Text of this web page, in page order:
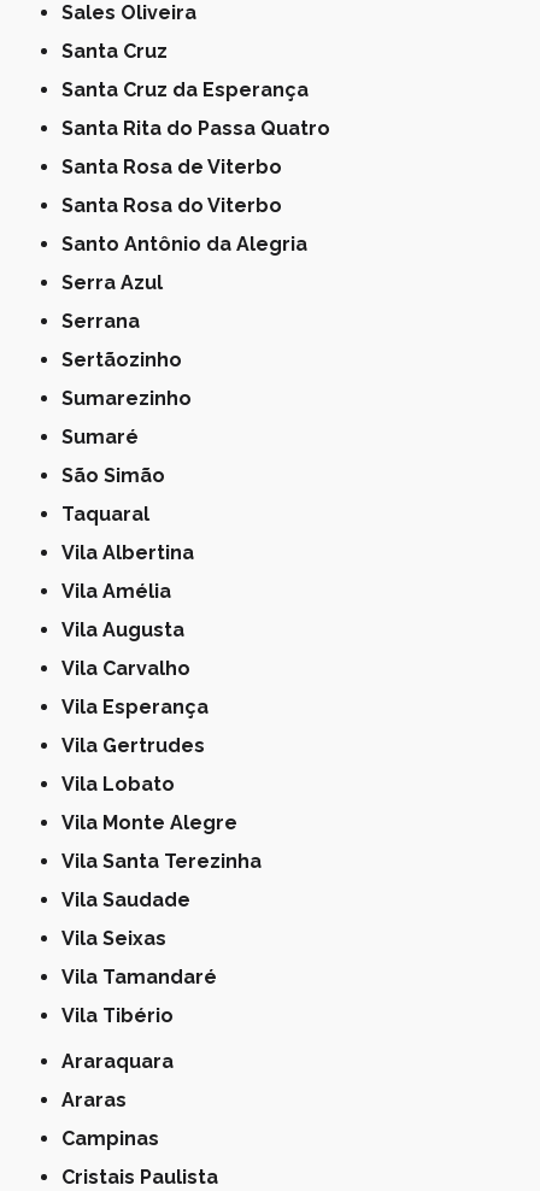
Sales Oliveira
Santa Cruz
Santa Cruz da Esperança
Santa Rita do Passa Quatro
Santa Rosa de Viterbo
Santa Rosa do Viterbo
Santo Antônio da Alegria
Serra Azul
Serrana
Sertãozinho
Sumarezinho
Sumaré
São Simão
Taquaral
Vila Albertina
Vila Amélia
Vila Augusta
Vila Carvalho
Vila Esperança
Vila Gertrudes
Vila Lobato
Vila Monte Alegre
Vila Santa Terezinha
Vila Saudade
Vila Seixas
Vila Tamandaré
Vila Tibério
Araraquara
Araras
Campinas
Cristais Paulista